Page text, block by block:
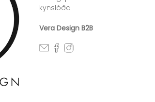
kynslóða
Vera Design B2B